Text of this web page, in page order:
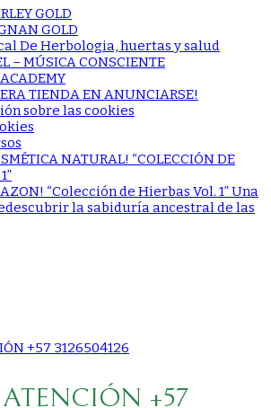
GOLD
GOLD
De Herbologia, huertas y salud
– MÚSICA CONSCIENTE
TIENDA EN ANUNCIARSE!
sobre las cookies
NATURAL! “COLECCIÓN DE
“Colección de Hierbas Vol. 1” Una
la sabiduría ancestral de las
+57